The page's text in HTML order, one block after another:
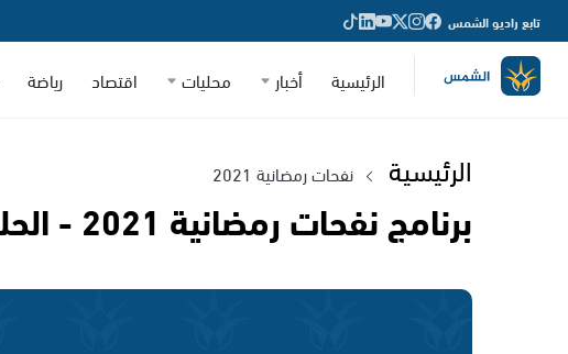
تابع راديو الشمس
الرئيسية أخبار محليات اقتصاد رياضة
الرئيسية نفحات رمضانية 2021
برنامج نفحات رمضانية 2021 - الحلقة 24